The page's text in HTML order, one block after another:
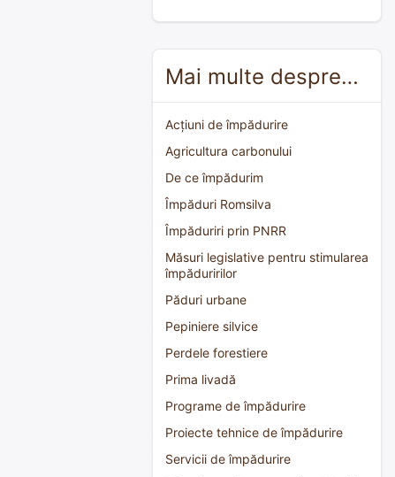
Mai multe despre…
Acțiuni de împădurire
Agricultura carbonului
De ce împădurim
Împăduri Romsilva
Împăduriri prin PNRR
Măsuri legislative pentru stimularea
împăduririlor
Păduri urbane
Pepiniere silvice
Perdele forestiere
Prima livadă
Programe de împădurire
Proiecte tehnice de împădurire
Servicii de împădurire